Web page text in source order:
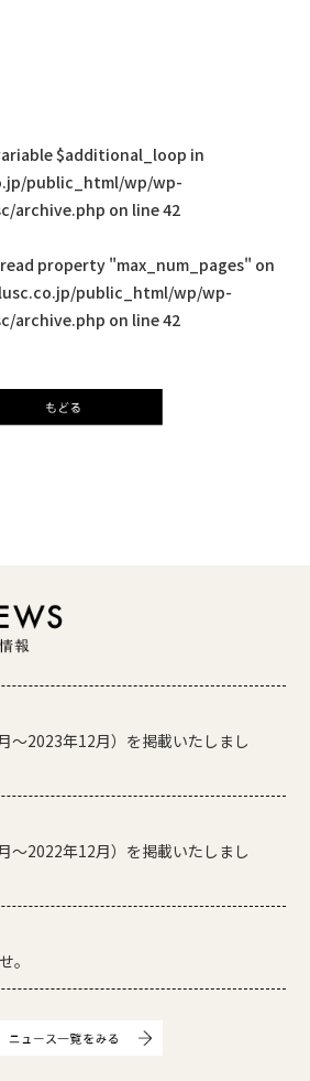
$additional_loop in
public_html/wp/wp-
archive.php on line42
property "max_num_pages" on
public_html/wp/wp-
archive.php on line42
～2023年12月）を掲載いたしまし
～2022年12月）を掲載いたしまし
。